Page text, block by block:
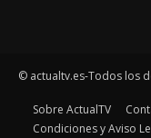
© actualtv.es-Todos los
Sobre ActualTV
Condiciones y Aviso